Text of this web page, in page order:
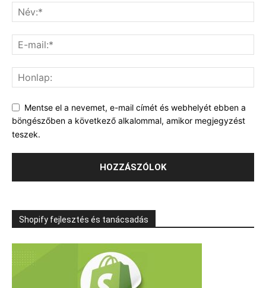
Mentse el a nevemet, e-mail címét és webhelyét ebben a
böngészőben a következő alkalommal, amikor megjegyzést
teszek.
Shopify fejlesztés és tanácsadás